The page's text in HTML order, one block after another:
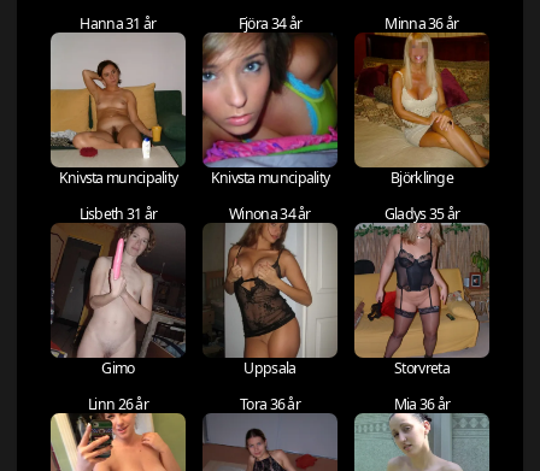
Hanna 31 år
Knivsta muncipality
Fjöra 34 år
Knivsta muncipality
Minna 36 år
Björklinge
Lisbeth 31 år
Gimo
Winona 34 år
Uppsala
Gladys 35 år
Storvreta
Linn 26 år
Tora 36 år Mia 36 år